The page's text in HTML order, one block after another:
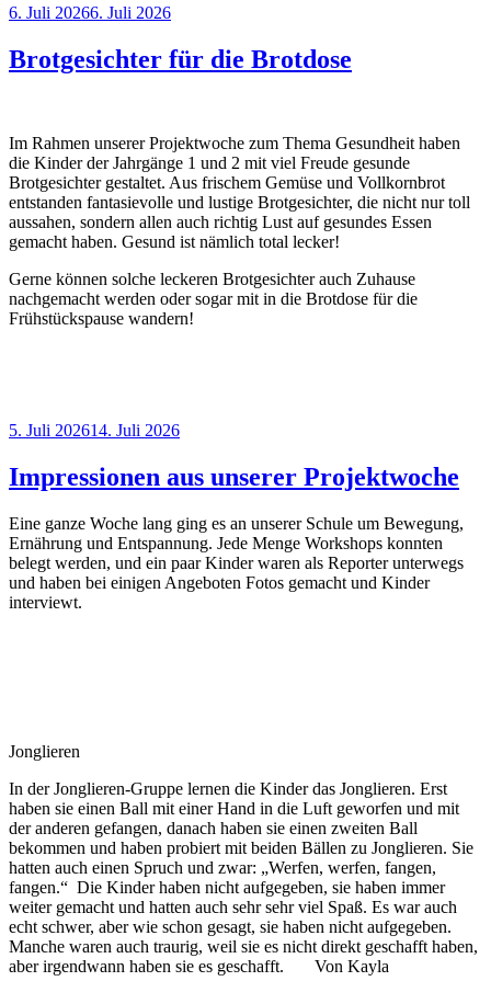
Veröffentlicht
6. Juli 20266. Juli 2026
Brotgesichter für die Brotdose
Im Rahmen unserer Projektwoche zum Thema Gesundheit haben
die Kinder der Jahrgänge 1 und 2 mit viel Freude gesunde
Brotgesichter gestaltet. Aus frischem Gemüse und Vollkornbrot
entstanden fantasievolle und lustige Brotgesichter, die nicht nur toll
aussahen, sondern allen auch richtig Lust auf gesundes Essen
gemacht haben. Gesund ist nämlich total lecker!
Gerne können solche leckeren Brotgesichter auch Zuhause
nachgemacht werden oder sogar mit in die Brotdose für die
Frühstückspause wandern!
Veröffentlicht
5. Juli 202614. Juli 2026
Impressionen aus unserer Projektwoche
Eine ganze Woche lang ging es an unserer Schule um Bewegung,
Ernährung und Entspannung. Jede Menge Workshops konnten
belegt werden, und ein paar Kinder waren als Reporter unterwegs
und haben bei einigen Angeboten Fotos gemacht und Kinder
interviewt.
Jonglieren
In der Jonglieren-Gruppe lernen die Kinder das Jonglieren. Erst
haben sie einen Ball mit einer Hand in die Luft geworfen und mit
der anderen gefangen, danach haben sie einen zweiten Ball
bekommen und haben probiert mit beiden Bällen zu Jonglieren. Sie
hatten auch einen Spruch und zwar: „Werfen, werfen, fangen,
fangen.“ Die Kinder haben nicht aufgegeben, sie haben immer
weiter gemacht und hatten auch sehr sehr viel Spaß. Es war auch
echt schwer, aber wie schon gesagt, sie haben nicht aufgegeben.
Manche waren auch traurig, weil sie es nicht direkt geschafft haben,
aber irgendwann haben sie es geschafft. Von Kayla